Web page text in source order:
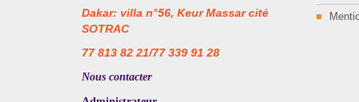
Dakar: villa n°56, Keur Massar cité
SOTRAC
77 813 82 21/77 339 91 28
Nous contacter